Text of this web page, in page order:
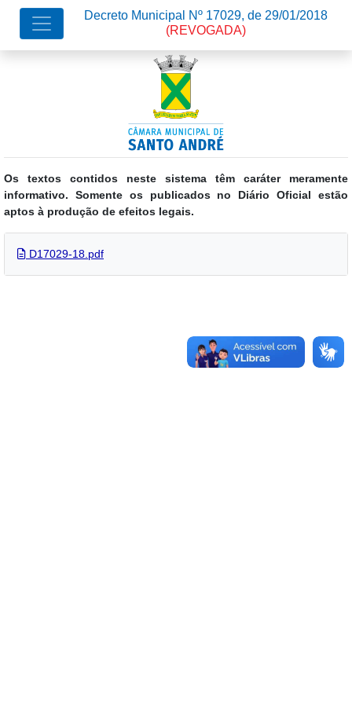
Os textos contidos neste sistema têm caráter meramente
informativo. Somente os publicados no Diário Oficial estão
aptos à produção de efeitos legais.
Decreto Municipal Nº 17029, de 29/01/2018
(REVOGADA)
D17029-18.pdf